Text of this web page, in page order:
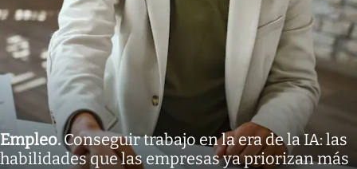
Empleo.Conseguir trabajo en la era de la IA: las
habilidades que las empresas ya priorizan más